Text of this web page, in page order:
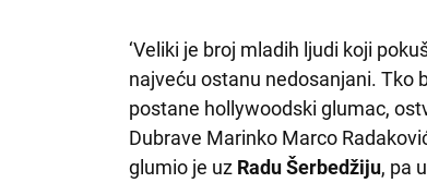
‘Veliki je broj mladih ljudi koji
najveću ostanu nedosanjani. Tko
postane hollywoodski glumac,
Dubrave Marinko Marco
glumio je uz Radu Šerbedžiju, pa